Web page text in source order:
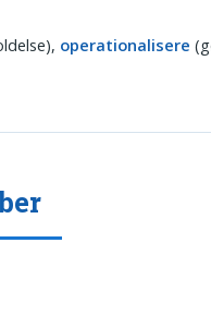
operationalisere